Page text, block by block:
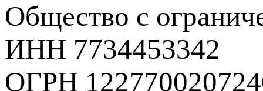
Общество с
ИНН 7734453342
ОГРН